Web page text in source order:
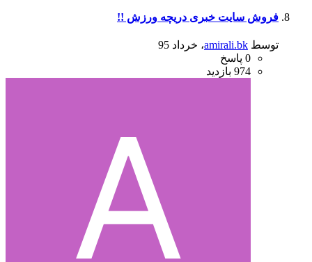
فروش سایت خبری دریچه ورزش !!
توسط amirali.bk، خرداد 95
0 پاسخ
974 بازدید